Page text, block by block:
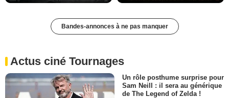
Bandes-annonces à ne pas manquer
Actus ciné Tournages
Un rôle posthume surprise pour
Sam Neill : il sera au générique
de The Legend of Zelda !